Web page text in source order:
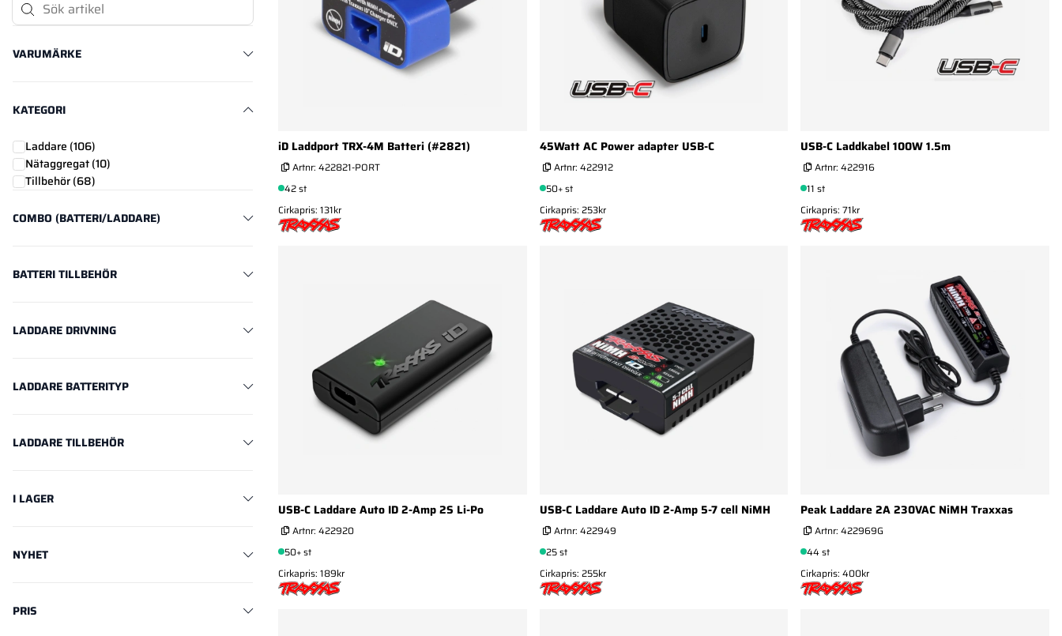
VARUMÄRKE
KATEGORI
Laddare (106)
Nätaggregat (10)
Tillbehör (68)
COMBO (BATTERI/LADDARE)
BATTERI TILLBEHÖR
LADDARE DRIVNING
LADDARE BATTERITYP
LADDARE TILLBEHÖR
I LAGER
NYHET
PRIS
iD Laddport TRX-4M Batteri (#2821)
Artnr: 422821-PORT
42 st
Cirkapris: 131kr
45Watt AC Power adapter USB-C
Artnr: 422912
50+ st
Cirkapris: 253kr
USB-C Laddkabel 100W 1.5m
Artnr:422916
11 st
Cirkapris: 71kr
USB-C Laddare Auto ID 2-Amp 2S Li-Po
Artnr: 422920
50+ st
Cirkapris: 189kr
USB-C Laddare Auto ID 2-Amp 5-7 cell NiMH
Artnr: 422949
25 st
Cirkapris: 255kr
Peak Laddare 2A 230VAC NiMH Traxxas
Artnr:422969G
44 st
Cirkapris: 400kr